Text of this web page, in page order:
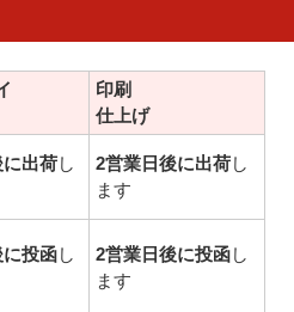
印刷
仕上げ
出荷し
2営業日後に出荷し
ます
投函し
2営業日後に投函し
ます